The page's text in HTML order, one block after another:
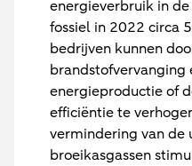
energieverbruik in
fossiel in 2022 circa
bedrijven kunnen
brandstofvervanging
energieproductie of
efficiëntie te
vermindering van de
broeikasgassen